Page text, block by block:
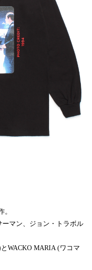
。
マン、ジョン・トラボル
WACKO MARIA (ワコマ